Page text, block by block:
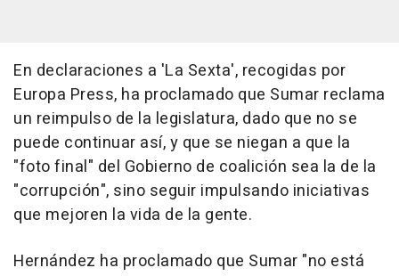
En declaraciones a 'La Sexta', recogidas por
Europa Press, ha proclamado que Sumar reclama
un reimpulso de la legislatura, dado que no se
puede continuar así, y que se niegan a que la
"foto final" del Gobierno de coalición sea la de la
"corrupción", sino seguir impulsando iniciativas
que mejoren la vida de la gente.
Hernández ha proclamado que Sumar "no está